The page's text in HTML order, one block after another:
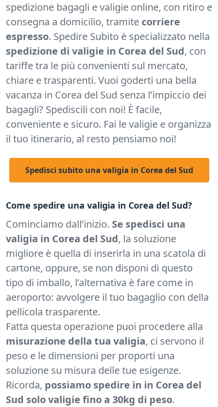
spedizione bagagli e valigie online, con ritiro e
consegna a domicilio, tramite corriere
espresso. Spedire Subito è specializzato nella
spedizione di valigie in Corea del Sud, con
tariffe tra le più convenienti sul mercato,
chiare e trasparenti. Vuoi goderti una bella
vacanza in Corea del Sud senza l’impiccio dei
bagagli? Spediscili con noi! È facile,
conveniente e sicuro. Fai le valigie e organizza
il tuo itinerario, al resto pensiamo noi!
Spedisci subito una valigia in Corea del Sud
Come spedire una valigia in Corea del Sud?
Cominciamo dall’inizio. Se spedisci una
valigia in Corea del Sud, la soluzione
migliore è quella di inserirla in una scatola di
cartone, oppure, se non disponi di questo
tipo di imballo, l’alternativa è fare come in
aeroporto: avvolgere il tuo bagaglio con della
pellicola trasparente.
Fatta questa operazione puoi procedere alla
misurazione della tua valigia, ci servono il
peso e le dimensioni per proporti una
soluzione su misura delle tue esigenze.
Ricorda, possiamo spedire in in Corea del
Sud solo valigie fino a 30kg di peso.